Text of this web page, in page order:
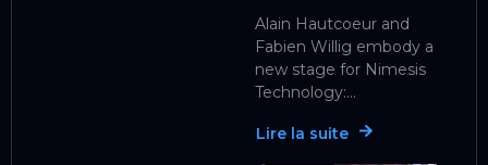
Alain Hautcoeur and
Fabien Willig embody a
new stage for Nimesis
Technology:...
Lire la suite